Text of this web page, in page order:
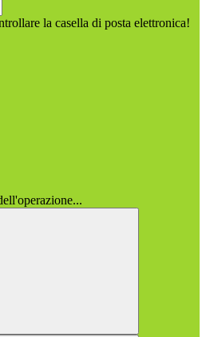
la casella di posta elettronica!